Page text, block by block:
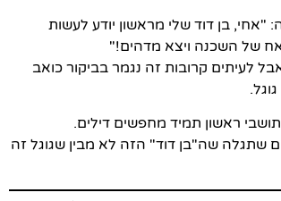
"אחי, בן דוד שלי מראשון יודע לעשות
של השכנה ויצא מדהים!"
לעיתים קרובות זה נגמר בביקור כואב
תושבי ראשון תמיד מחפשים דילים.
שתגלה שה"בן דוד" הזה לא מבין שגוגל זה